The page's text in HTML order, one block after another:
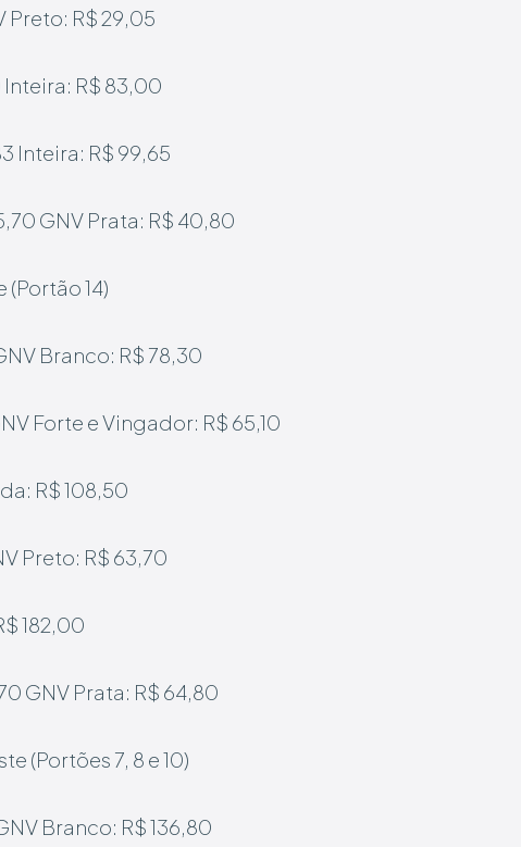
Preto: R$ 29,05
Inteira: R$ 83,00
Inteira: R$ 99,65
GNV Prata: R$ 40,80
(Portão 14)
Branco: R$ 78,30
Forte e Vingador: R$ 65,10
R$ 108,50
Preto: R$ 63,70
182,00
GNV Prata: R$ 64,80
(Portões 7, 8 e 10)
Branco: R$ 136,80